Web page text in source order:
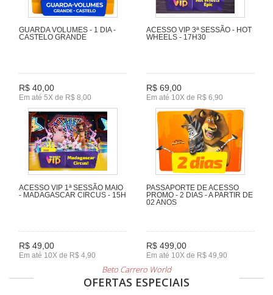
GUARDA VOLUMES - 1 DIA -
CASTELO GRANDE
R$ 40,00
Em até 5X de R$ 8,00
ACESSO VIP 3ª SESSÃO - HOT
WHEELS - 17H30
R$ 69,00
Em até 10X de R$ 6,90
ACESSO VIP 1ª SESSÃO MAIO
- MADAGASCAR CIRCUS - 15H
R$ 49,00
Em até 10X de R$ 4,90
PASSAPORTE DE ACESSO
PROMO - 2 DIAS - A PARTIR DE
02 ANOS
R$ 499,00
Em até 10X de R$ 49,90
Beto Carrero World
OFERTAS ESPECIAIS